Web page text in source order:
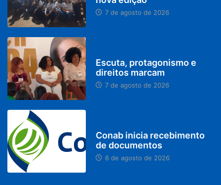
7 de agosto de 2026
Escuta, protagonismo e
direitos marcam
7 de agosto de 2026
Conab inicia recebimento
de documentos
6 de agosto de 2026